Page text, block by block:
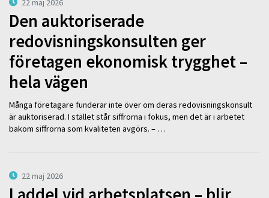
22 maj 2026
Den auktoriserade
redovisningskonsulten ger
företagen ekonomisk trygghet –
hela vägen
Många företagare funderar inte över om deras redovisningskonsult
är auktoriserad. I stället står siffrorna i fokus, men det är i arbetet
bakom siffrorna som kvaliteten avgörs. – …
22 maj 2026